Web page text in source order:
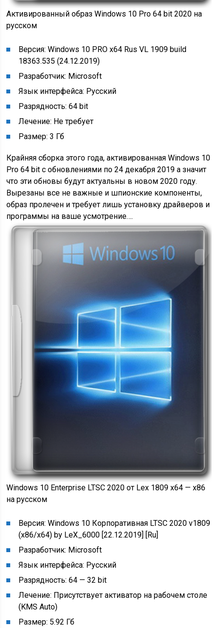
Активированный образ Windows 10 Pro 64 bit 2020 на
русском
Версия: Windows 10 PRO x64 Rus VL 1909 build
18363.535 (24.12.2019)
Разработчик: Microsoft
Язык интерфейса: Русский
Разрядность: 64 bit
Лечение: Не требует
Размер: 3 Гб
Крайняя сборка этого года, активированная Windows 10
Pro 64 bit с обновлениями по 24 декабря 2019 а значит
что эти обновы будут актуальны в новом 2020 году.
Вырезаны все не важные и шпионские компоненты,
образ пролечен и требует лишь установку драйверов и
программы на ваше усмотрение….
Windows 10 Enterprise LTSC 2020 от Lex 1809 x64 — x86
на русском
Версия: Windows 10 Корпоративная LTSC 2020 v1809
(x86/x64) by LeX_6000 [22.12.2019] [Ru]
Разработчик: Microsoft
Язык интерфейса: Русский
Разрядность: 64 — 32 bit
Лечение: Присутствует активатор на рабочем столе
(KMS Auto)
Размер: 5.92 Гб